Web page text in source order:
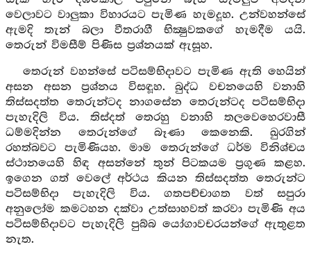
වෙලාවට වාලුකා විහාරයට පැමිණ හැමදූහ. උන්වහන්සේ
ඇමදි තැන් බලා වීතරාගී භික්‍ෂුවකගේ හැමදීම යයි.
තෙරුන් විමසීම් පිණිස ප්‍රශ්නයක් ඇසූහ.
තෙරුන් වහන්සේ පටිසම්භිදාවට පැමිණ ඇති හෙයින්
අසන අසන ප්‍රශ්නය විසඳූහ. බුද්ධ වචනයෙහි වනාහි
තිස්සදත්ත තෙරුන්ටද නාගසේන තෙරුන්ටද පටිසම්භිදා
පැහැදිලි විය. තිස්දත් තෙරහු වනාහි තලවෙහෙරවාසී
ධම්මදින්න තෙරුන්ගේ බෑණා කෙනෙකි. ඛුරගින්
රහත්බවට පැමිණියහ. මාම තෙරුන්ගේ ධර්ම විනිශ්චය
ස්ථානයෙහි හිඳ අසන්නේ තුන් පිටකයම ප්‍රගුණ කළහ.
ඉගෙන ගත් වෙලේ අර්ථය කියන තිස්සදත්ත තෙරුන්ට
පටිසම්භිදා පැහැදිලි විය. ගතපච්චාගත වත් සපුරා
අනුලෝම කමටහන දක්වා උත්සාහවත් කරවා පැමිණි අය
පටිසම්භිදාවට පැහැදිලි පුබ්බ යෝගාවචරයන්ගේ ඇතුළත
නැත.